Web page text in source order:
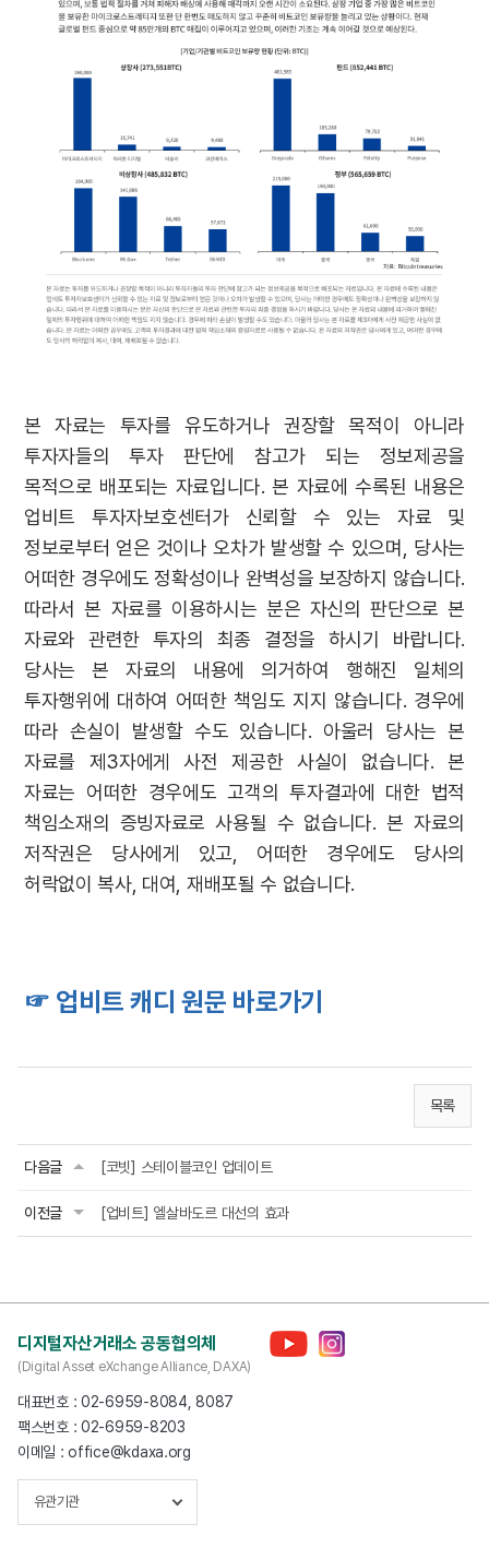
본 자료는 투자를 유도하거나 권장할 목적이 아니라
투자자들의 투자 판단에 참고가 되는 정보제공을
목적으로 배포되는 자료입니다. 본 자료에 수록된 내용은
업비트 투자자보호센터가 신뢰할 수 있는 자료 및
정보로부터 얻은 것이나 오차가 발생할 수 있으며, 당사는
어떠한 경우에도 정확성이나 완벽성을 보장하지 않습니다.
따라서 본 자료를 이용하시는 분은 자신의 판단으로 본
자료와 관련한 투자의 최종 결정을 하시기 바랍니다.
당사는 본 자료의 내용에 의거하여 행해진 일체의
투자행위에 대하여 어떠한 책임도 지지 않습니다. 경우에
따라 손실이 발생할 수도 있습니다. 아울러 당사는 본
자료를 제3자에게 사전 제공한 사실이 없습니다. 본
자료는 어떠한 경우에도 고객의 투자결과에 대한 법적
책임소재의 증빙자료로 사용될 수 없습니다. 본 자료의
저작권은 당사에게 있고, 어떠한 경우에도 당사의
허락없이 복사, 대여, 재배포될 수 없습니다.
☞ 업비트 캐디 원문 바로가기
목록
다음글 [코빗] 스테이블코인 업데이트
이전글 [업비트] 엘살바도르 대선의 효과
디지털자산거래소 공동협의체
(Digital Asset eXchange Alliance, DAXA)
대표번호 : 02-6959-8084, 8087
팩스번호 : 02-6959-8203
이메일 : office@kdaxa.org
유관기관